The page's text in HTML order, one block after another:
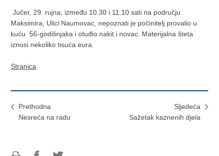
Jučer, 29. rujna, između 10.30 i 11.10 sati na području
Maksimira, Ulici Naumovac, nepoznati je počinitelj provalio u
kuću 56-godišnjaka i otuđio nakit i novac. Materijalna šteta
iznosi nekoliko tisuća eura.
Stranica
Prethodna
Nesreća na radu
Sljedeća
Sažetak kaznenih djela